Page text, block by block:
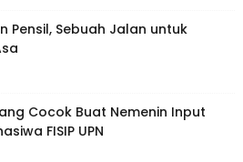
Pensil, Sebuah Jalan untuk
Cocok Buat Nemenin Input
FISIP UPN